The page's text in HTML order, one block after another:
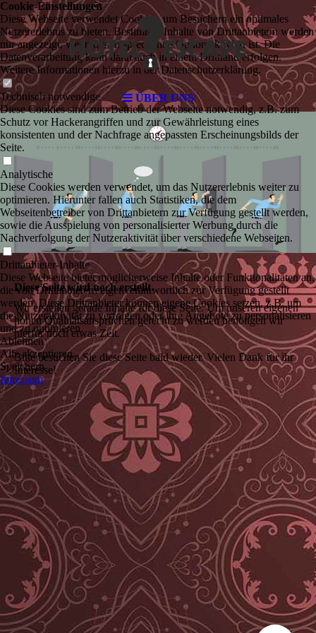
ÜBER UNS
Diese Seite wird noch erstellt.
Wir erstellen gerade Inhalte für diese Seite. Um unseren eigenen
hohen Qualitätsansprüchen gerecht zu werden benötigen wir
hierfür noch etwas Zeit.
Bitte besuchen Sie diese Seite bald wieder. Vielen Dank für ihr
Interesse!
Cookie-Einstellungen
Diese Webseite verwendet Cookies, um Besuchern ein optimales
Nutzererlebnis zu bieten. Bestimmte Inhalte von Drittanbietern werden
nur angezeigt, wenn die entsprechende Option aktiviert ist. Die
Datenverarbeitung kann dann auch in einem Drittland erfolgen.
Weitere Informationen hierzu in der Datenschutzerklärung.
Technisch notwendige
Diese Cookies sind zum Betrieb der Webseite notwendig, z.B. zum
Schutz vor Hackerangriffen und zur Gewährleistung eines
konsistenten und der Nachfrage angepassten Erscheinungsbilds der
Seite.
Analytische
Diese Cookies werden verwendet, um das Nutzererlebnis weiter zu
optimieren. Hierunter fallen auch Statistiken, die dem
Webseitenbetreiber von Drittanbietern zur Verfügung gestellt werden,
sowie die Ausspielung von personalisierter Werbung durch die
Nachverfolgung der Nutzeraktivität über verschiedene Webseiten.
Drittanbieter-Inhalte
Diese Webseite bietet möglicherweise Inhalte oder Funktionalitäten an,
die von Drittanbietern eigenverantwortlich zur Verfügung gestellt
werden. Diese Drittanbieter können eigene Cookies setzen, z.B. um
die Nutzeraktivität zu verfolgen oder ihre Angebote zu personalisieren
und zu optimieren.
Ablehnen
Alle akzeptieren
Speichern
Imressum